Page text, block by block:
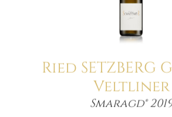
Ried SETZBERG
Veltliner
Smaragd®Menge